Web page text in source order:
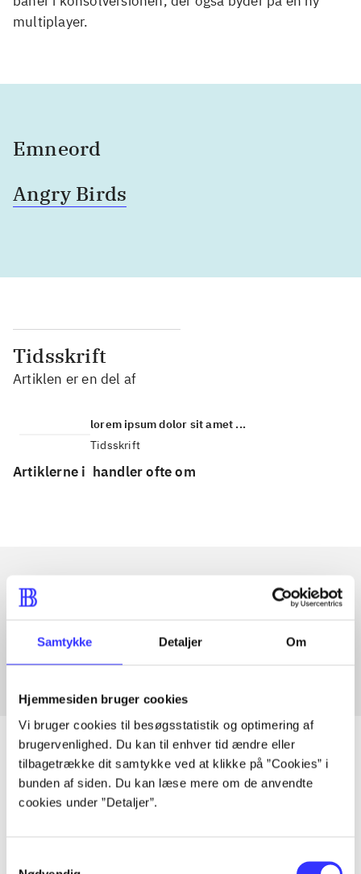
Samtykke Detaljer Om
Hjemmesiden bruger cookies
Vi bruger cookies til besøgsstatistik og optimering af
brugervenlighed. Du kan til enhver tid ændre eller
tilbagetrække dit samtykke ved at klikke på ”Cookies” i
bunden af siden. Du kan læse mere om de anvendte
cookies under ”Detaljer”.
multiplayer.
Emneord
Angry Birds
Tidsskrift
Artiklen er en del af
lorem ipsum dolor sit amet ...
Tidsskrift
Artiklerne i handler ofte om
Artikler med samme emner
Artikler